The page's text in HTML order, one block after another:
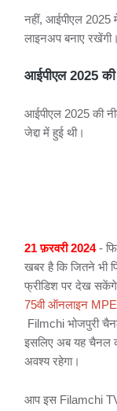
नहीं, आईपीएल 2025
लाइनअप बनाए रखेंगी।
आईपीएल 2025 की
आईपीएल 2025 की
जेद्दा में हुई थी।
21 फ़रवरी 2024-
खबर है कि जितने भी
फ्रीडिश पर देख
75वी ऑनलाइन
Filmchi भोजपुरी
इसलिए अब यह चैनल
अवश्य रहेगा।
आप इस Filamchi